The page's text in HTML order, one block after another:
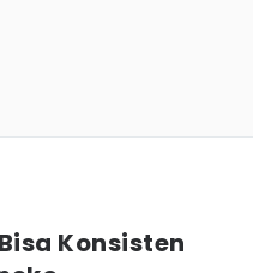
Konsisten